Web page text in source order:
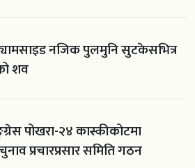
नजिक पुलमुनि सुटकेसभित्र
शव
पोखरा-२४ कास्कीकोटमा
प्रचारप्रसार समिति गठन